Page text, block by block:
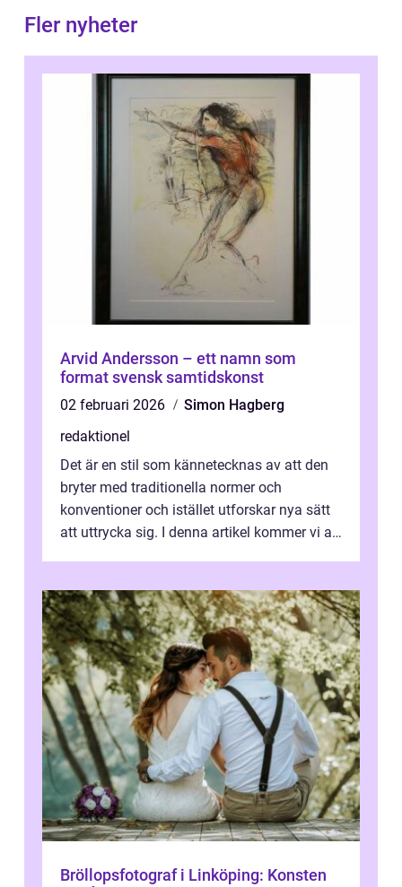
Fler nyheter
Arvid Andersson – ett namn som
format svensk samtidskonst
02 februari 2026
Simon Hagberg
redaktionel
Det är en stil som kännetecknas av att den
bryter med traditionella normer och
konventioner och istället utforskar nya sätt
att uttrycka sig. I denna artikel kommer vi att
Bröllopsfotograf i Linköping: Konsten